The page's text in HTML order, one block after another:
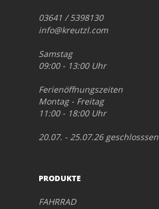
03641 / 5398130
info@kreutzl.com
Samstag
09:00 - 13:00 Uhr
Ferienöffnungszeiten
Montag - Freitag
11:00 - 18:00 Uhr
20.07. - 25.07.26 geschlosssen
PRODUKTE
FAHRRAD